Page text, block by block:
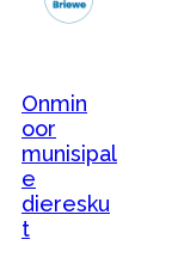
Onmin
oor
munisipal
e
dieresku
t